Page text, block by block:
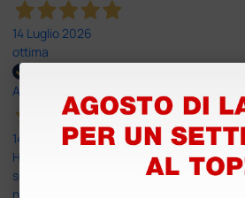
14 Luglio 2026
ottima
Acquirente verificato
14 Luglio 2026
Ho acquistato un ecografo da Doctor
soddisfatto dell'esperienza.
nei tempi previsti e un servizio clienti